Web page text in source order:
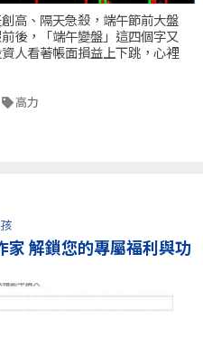
高、隔天急殺，端午節前大盤
後，「端午變盤」這四個字又
人看著帳面損益上下跳，心裡
高力
家 解鎖您的專屬福利與功